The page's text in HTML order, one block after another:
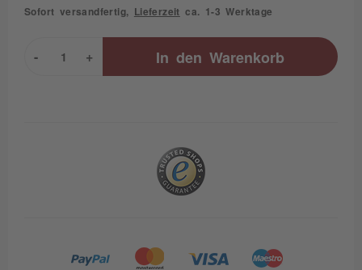
Sofort versandfertig, Lieferzeit ca. 1-3 Werktage
+
- In den Warenkorb